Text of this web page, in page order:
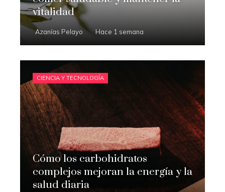
vitalidad
Azanías Pelayo Hace 1 semana
CIENCIA Y TECNOLOGÍA
Cómo los carbohidratos
complejos mejoran la energía y la
salud diaria